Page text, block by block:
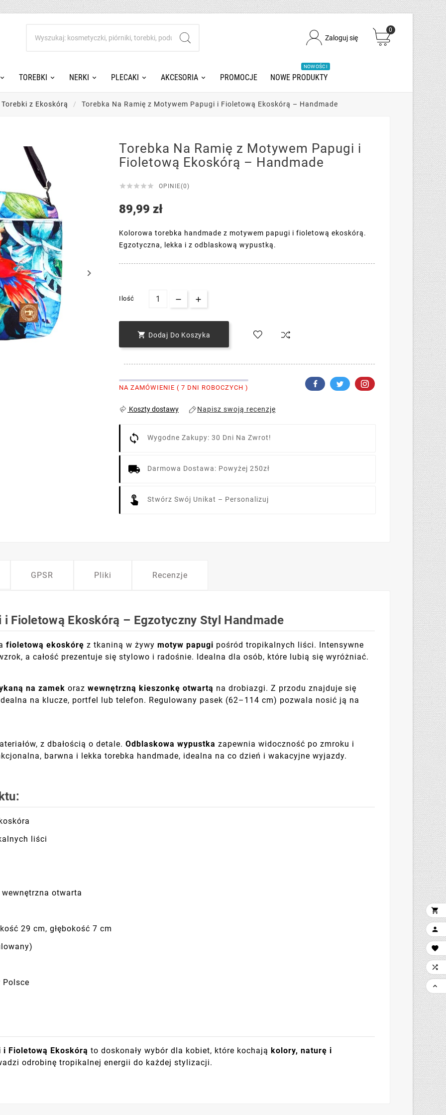
Zaloguj się
0
TOREBKI NERKI PLECAKI AKCESORIA PROMOCJE NOWE PRODUKTY
NOWOŚCI
Torebki z Ekoskórą Torebka Na Ramię z Motywem Papugi i Fioletową Ekoskórą – Handmade
keyboard_arrow_right
Torebka Na Ramię z Motywem Papugi i
Fioletową Ekoskórą – Handmade
     OPINIE(0)
89,99 zł
Kolorowa torebka handmade z motywem papugi i fioletową ekoskórą.
Egzotyczna, lekka i z odblaskową wypustką.
Ilość
 Dodaj Do Koszyka
NA ZAMÓWIENIE ( 7 DNI ROBOCZYCH )
Koszty dostawy Napisz swoją recenzję
Wygodne Zakupy: 30 Dni Na Zwrot!
Darmowa Dostawa: Powyżej 250zł
Stwórz Swój Unikat – Personalizuj
GPSR Pliki Recenzje
Fioletową Ekoskórą – Egzotyczny Styl Handmade
fioletową ekoskórę z tkaniną w żywymotyw papugi pośród tropikalnych liści. Intensywne
a całość prezentuje się stylowo i radośnie. Idealna dla osób, które lubią się wyróżniać.
na zamek orazwewnętrzną kieszonkę otwartą na drobiazgi. Z przodu znajduje się
na klucze, portfel lub telefon. Regulowany pasek (62–114 cm) pozwala nosić ją na
z dbałością o detale.Odblaskowa wypustka zapewnia widoczność po zmroku i
barwna i lekka torebka handmade, idealna na co dzień i wakacyjne wyjazdy.
liści
otwarta
29 cm, głębokość 7 cm
Polsce
i Fioletową Ekoskórą to doskonały wybór dla kobiet, które kochają kolory, naturę i
odrobinę tropikalnej energii do każdej stylizacji.




